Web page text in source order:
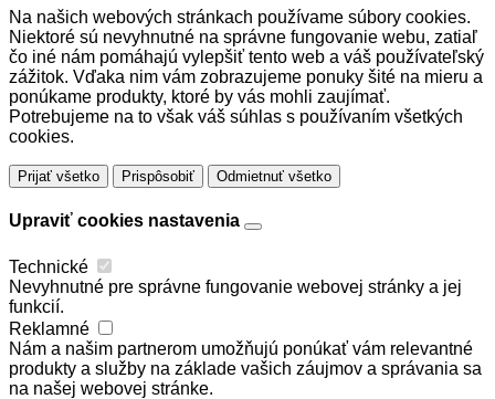
Na našich webových stránkach používame súbory cookies.
Niektoré sú nevyhnutné na správne fungovanie webu, zatiaľ
čo iné nám pomáhajú vylepšiť tento web a váš používateľský
zážitok. Vďaka nim vám zobrazujeme ponuky šité na mieru a
ponúkame produkty, ktoré by vás mohli zaujímať.
Potrebujeme na to však váš súhlas s používaním všetkých
cookies.
Prijať všetko Prispôsobiť Odmietnuť všetko
Upraviť cookies nastavenia
Technické
Nevyhnutné pre správne fungovanie webovej stránky a jej
funkcií.
Reklamné
Nám a našim partnerom umožňujú ponúkať vám relevantné
produkty a služby na základe vašich záujmov a správania sa
na našej webovej stránke.